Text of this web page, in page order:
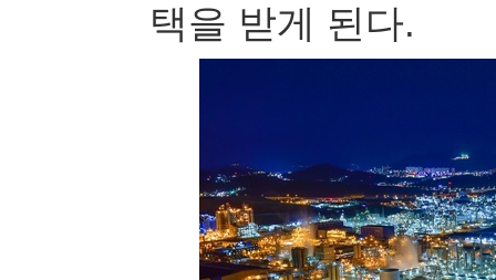
택을 받게 된다.